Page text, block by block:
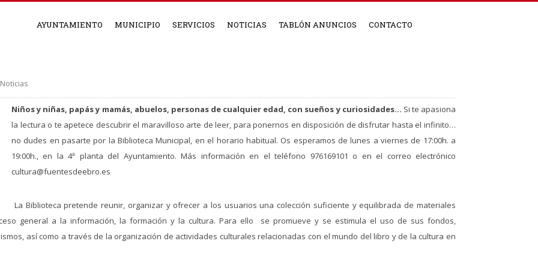
AYUNTAMIENTO MUNICIPIO SERVICIOS NOTICIAS TABLÓN ANUNCIOS CONTACTO
Noticias
Niños y niñas, papás y mamás, abuelos, personas de cualquier edad, con sueños y curiosidades… Si te apasiona
la lectura o te apetece descubrir el maravilloso arte de leer, para ponernos en disposición de disfrutar hasta el infinito…
no dudes en pasarte por la Biblioteca Municipal, en el horario habitual. Os esperamos de lunes a viernes de 17:00h. a
19:00h., en la 4ª planta del Ayuntamiento. Más información en el teléfono 976169101 o en el correo electrónico
cultura@fuentesdeebro.es
La Biblioteca pretende reunir, organizar y ofrecer a los usuarios una colección suficiente y equilibrada de materiales
general a la información, la formación y la cultura. Para ello se promueve y se estimula el uso de sus fondos,
así como a través de la organización de actividades culturales relacionadas con el mundo del libro y de la cultura en